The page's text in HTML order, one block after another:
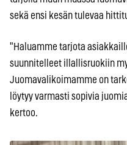
sekä ensi kesän tulevaa
"Haluamme tarjota
suunnitelleet illallisruokiin
Juomavalikoimamme on
löytyy varmasti sopivia
kertoo.